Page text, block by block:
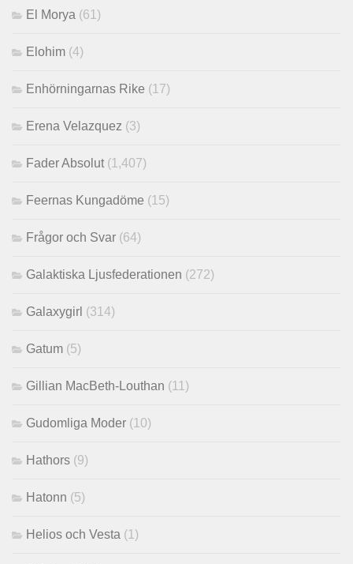
El Morya (61)
Elohim (4)
Enhörningarnas Rike (17)
Erena Velazquez (3)
Fader Absolut (1,407)
Feernas Kungadöme (15)
Frågor och Svar (64)
Galaktiska Ljusfederationen (272)
Galaxygirl (314)
Gatum (5)
Gillian MacBeth-Louthan (11)
Gudomliga Moder (10)
Hathors (9)
Hatonn (5)
Helios och Vesta (1)